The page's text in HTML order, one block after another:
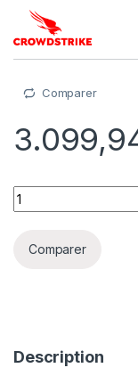
Comparer
Falcon Complete -
Comparer
Description